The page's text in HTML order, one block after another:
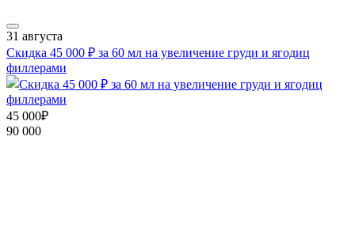
31 августа
Скидка 45 000 ₽ за 60 мл на увеличение груди и ягодиц
филлерами
45 000₽
90 000